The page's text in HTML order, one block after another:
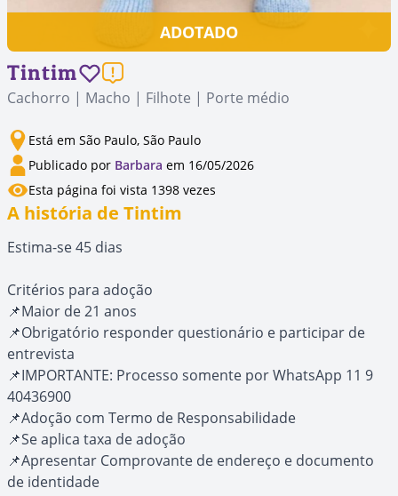
ADOTADO
Tintim
Cachorro | Macho | Filhote | Porte médio
Está em São Paulo, São Paulo
Publicado por Barbara em 16/05/2026
Esta página foi vista 1398 vezes
A história de Tintim
Estima-se 45 dias
Critérios para adoção
📌Maior de 21 anos
📌Obrigatório responder questionário e participar de
entrevista
📌IMPORTANTE: Processo somente por WhatsApp 11 9
40436900
📌Adoção com Termo de Responsabilidade
📌Se aplica taxa de adoção
📌Apresentar Comprovante de endereço e documento
de identidade